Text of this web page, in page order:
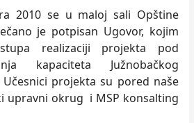
2010 se u maloj sali Opštine
je potpisan Ugovor, kojim
realizaciji projekta pod
kapaciteta Južnobačkog
projekta su pored naše
upravni okrug i MSP konsalting